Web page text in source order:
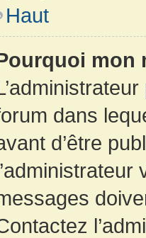
Haut
mon
dans
d’être